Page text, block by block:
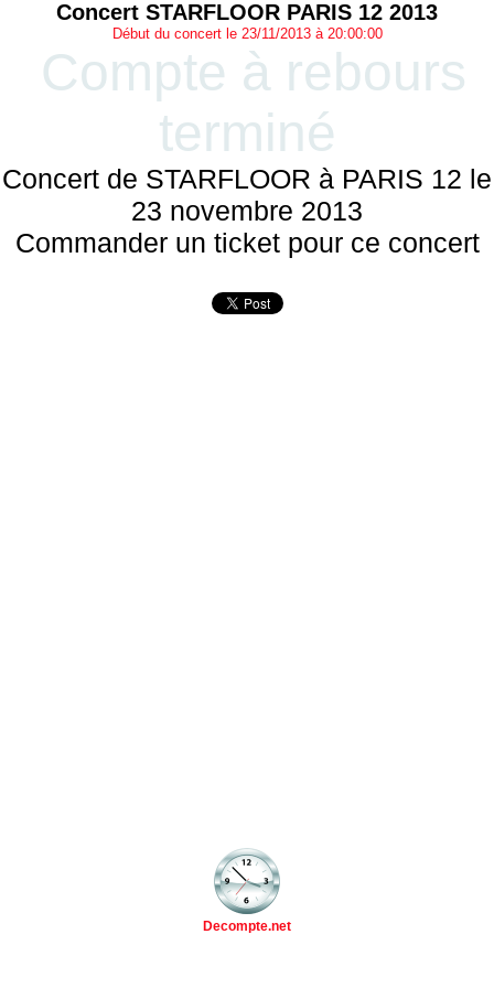
Concert STARFLOOR PARIS 12 2013
Début du concert le 23/11/2013 à 20:00:00
Compte à rebours
terminé
Concert de STARFLOOR à PARIS 12 le
23 novembre 2013
Commander un ticket pour ce concert
Decompte.net